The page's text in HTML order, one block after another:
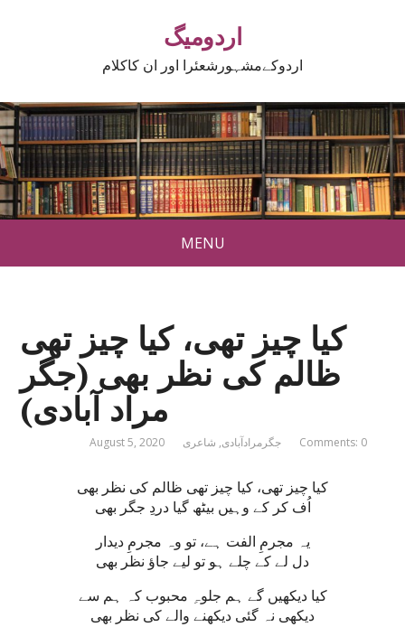
اردومیگ
اردوکےمشہورشعئرا اور ان کاکلام
MENU
کیا چیز تھی، کیا چیز تھی
ظالم کی نظر بھی (جگر
مراد آبادی)
August 5, 2020 جگرمرادآبادی, شاعری Comments: 0
کیا چیز تھی، کیا چیز تھی ظالم کی نظر بھی
اُف کر کے وہیں بیٹھ گیا دردِ جگر بھی
یہ مجرمِ الفت ہے، تو وہ مجرمِ دیدار
دل لے کے چلے ہو تو لیے جاؤ نظر بھی
کیا دیکھیں گے ہم جلوہِ محبوب کہ ہم سے
دیکھی نہ گئی دیکھنے والے کی نظر بھی